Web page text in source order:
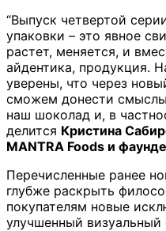
“Выпуск четвертой
упаковки – это явное
растет, меняется, и
айдентика, продукция.
уверены, что через
сможем донести
наш шоколад и, в
делится Кристина
MANTRA Foods и
Перечисленные ранее
глубже раскрыть
покупателям новые
улучшенный визуальный